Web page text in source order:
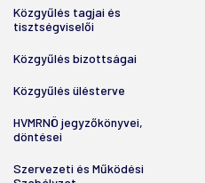
Közgyűlés tagjai és
tisztségviselői
Közgyűlés bizottságai
Közgyűlés ülésterve
HVMRNÖ jegyzőkönyvei,
döntései
Szervezeti és Működési